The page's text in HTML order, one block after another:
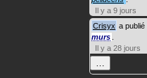
Il y a 9 jours
Crisyx a publié
murs
Il y a 28 jours